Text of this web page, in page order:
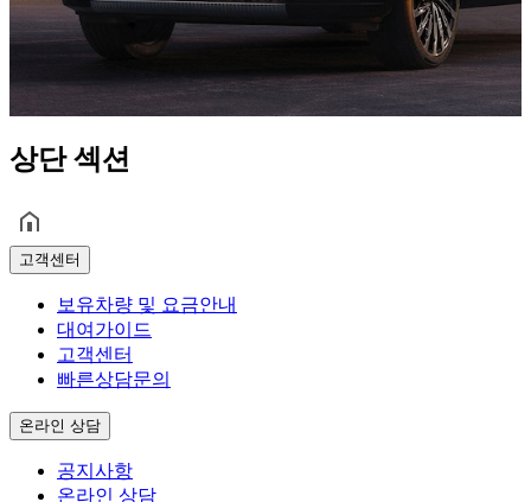
상단 섹션
고객센터
보유차량 및 요금안내
대여가이드
고객센터
빠른상담문의
온라인 상담
공지사항
온라인 상담